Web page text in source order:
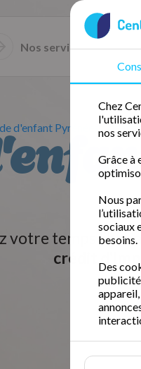
Nos services 50 %
Chez
nos
Grâce à
Nous
sociaux
besoins.
Des
d'enfant Pyrénées
votre temps libre
crédit